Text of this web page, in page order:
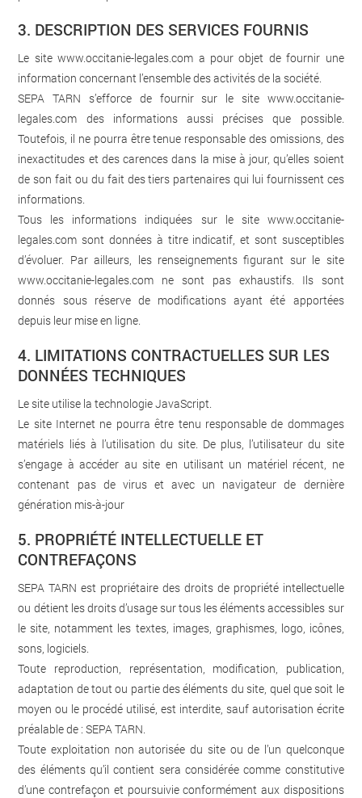
3. DESCRIPTION DES SERVICES FOURNIS
Le sitewww.occitanie-legales.com a pour objet de fournir une
information concernant l’ensemble des activités de la société.
SEPA TARN s’efforce de fournir sur le site www.occitanie-
legales.com des informations aussi précises que possible.
Toutefois, il ne pourra être tenue responsable des omissions, des
inexactitudes et des carences dans la mise à jour, qu’elles soient
de son fait ou du fait des tiers partenaires qui lui fournissent ces
informations.
Tous les informations indiquées sur le site www.occitanie-
legales.com sont données à titre indicatif, et sont susceptibles
d’évoluer. Par ailleurs, les renseignements figurant sur le site
www.occitanie-legales.com ne sont pas exhaustifs. Ils sont
donnés sous réserve de modifications ayant été apportées
depuis leur mise en ligne.
4. LIMITATIONS CONTRACTUELLES SUR LES
DONNÉES TECHNIQUES
Le site utilise la technologie JavaScript.
Le site Internet ne pourra être tenu responsable de dommages
matériels liés à l’utilisation du site. De plus, l’utilisateur du site
s’engage à accéder au site en utilisant un matériel récent, ne
contenant pas de virus et avec un navigateur de dernière
génération mis-à-jour
5. PROPRIÉTÉ INTELLECTUELLE ET
CONTREFAÇONS
SEPA TARN est propriétaire des droits de propriété intellectuelle
ou détient les droits d’usage sur tous les éléments accessibles sur
le site, notamment les textes, images, graphismes, logo, icônes,
sons, logiciels.
Toute reproduction, représentation, modification, publication,
adaptation de tout ou partie des éléments du site, quel que soit le
moyen ou le procédé utilisé, est interdite, sauf autorisation écrite
préalable de : SEPA TARN.
Toute exploitation non autorisée du site ou de l’un quelconque
des éléments qu’il contient sera considérée comme constitutive
d’une contrefaçon et poursuivie conformément aux dispositions